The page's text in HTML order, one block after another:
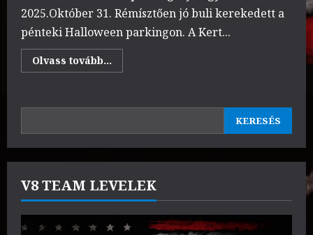
2025.Október 31. Rémísztően jó buli kerekedett a
pénteki Halloween parkingon. A Kert...
Olvass tovább...
more
Halloween
Trunk
or
KERESÉS
V8 TEAM LEVELEK